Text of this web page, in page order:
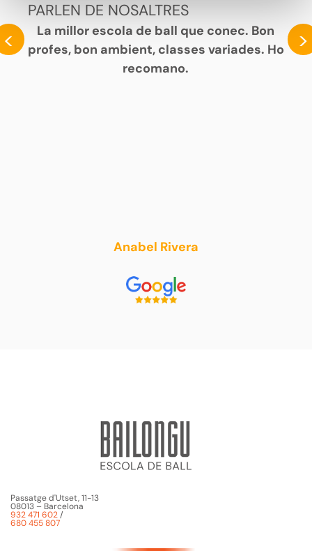
PARLEN DE NOSALTRES
<
La millor escola de ball que conec. Bon
profes, bon ambient, classes variades. Ho
recomano.
Anabel Rivera
>
Passatge d'Utset, 11-13
08013 – Barcelona
932 471 602/
680 455 807